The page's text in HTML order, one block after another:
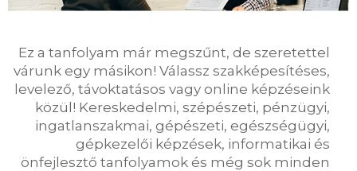
Ez a tanfolyam már megszűnt, de szeretettel
várunk egy másikon! Válassz szakképesítéses,
levelező, távoktatásos vagy online képzéseink
közül! Kereskedelmi, szépészeti, pénzügyi,
ingatlanszakmai, gépészeti, egészségügyi,
gépkezelői képzések, informatikai és
önfejlesztő tanfolyamok és még sok minden